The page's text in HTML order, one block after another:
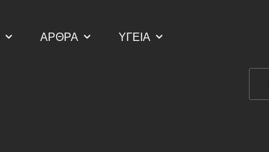
ΑΡΘΡΑ ΥΓΕΙΑ